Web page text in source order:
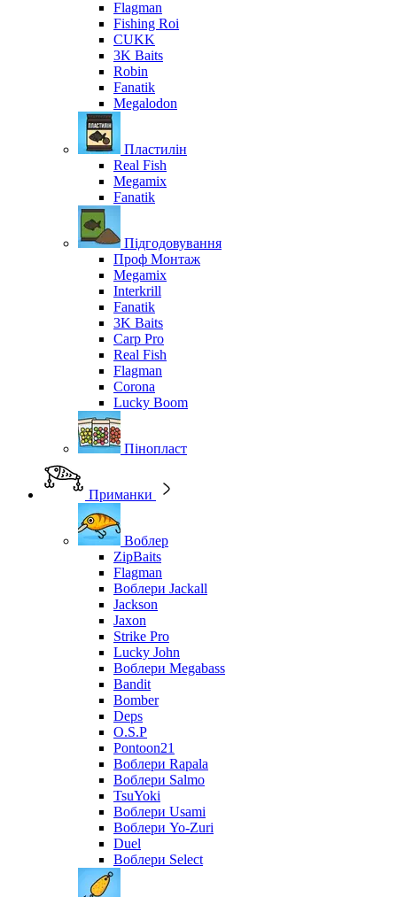
Flagman
Fishing Roi
CUKK
3K Baits
Robin
Fanatik
Megalodon
Пластилін
Real Fish
Megamix
Fanatik
Підгодовування
Проф Монтаж
Megamix
Interkrill
Fanatik
3K Baits
Carp Pro
Real Fish
Flagman
Corona
Lucky Boom
Пінопласт
Приманки
Воблер
ZipBaits
Flagman
Воблери Jackall
Jackson
Jaxon
Strike Pro
Lucky John
Воблери Megabass
Bandit
Bomber
Deps
O.S.P
Pontoon21
Воблери Rapala
Воблери Salmo
TsuYoki
Воблери Usami
Воблери Yo-Zuri
Duel
Воблери Select